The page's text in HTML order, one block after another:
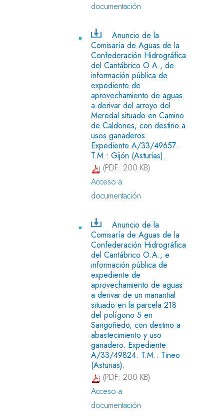
documentación
Anuncio de la
Comisaría de Aguas de la
Confederación Hidrográfica
del Cantábrico O.A., de
información pública de
expediente de
aprovechamiento de aguas
a derivar del arroyo del
Meredal situado en Camino
de Caldones, con destino a
usos ganaderos.
Expediente A/33/49657.
T.M.: Gijón (Asturias).
(PDF: 200 KB)
Acceso a
documentación
Anuncio de la
Comisaría de Aguas de la
Confederación Hidrográfica
del Cantábrico O.A., e
información pública de
expediente de
aprovechamiento de aguas
a derivar de un manantial
situado en la parcela 218
del polígono 5 en
Sangoñedo, con destino a
abastecimiento y uso
ganadero. Expediente
A/33/49824. T.M.: Tineo
(Asturias).
(PDF: 200 KB)
Acceso a
documentación